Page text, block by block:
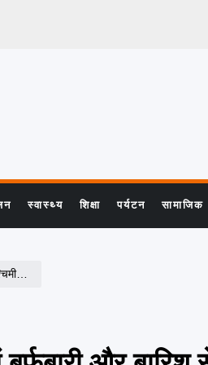
स्वास्थ्य शिक्षा पर्यटन सामाजिक